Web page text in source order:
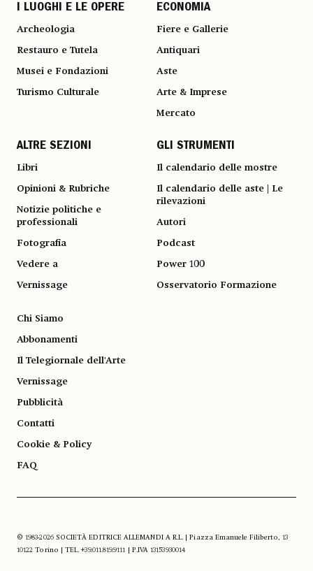
I LUOGHI E LE OPERE
Archeologia
Restauro e Tutela
Musei e Fondazioni
Turismo Culturale
ECONOMIA
Fiere e Gallerie
Antiquari
Aste
Arte & Imprese
Mercato
ALTRE SEZIONI
Libri
Opinioni & Rubriche
Notizie politiche e
professionali
Fotografia
Vedere a
Vernissage
GLI STRUMENTI
Il calendario delle mostre
Il calendario delle aste | Le
rilevazioni
Autori
Podcast
Power 100
Osservatorio Formazione
Chi Siamo
Abbonamenti
Il Telegiornale dell'Arte
Vernissage
Pubblicità
Contatti
Cookie & Policy
FAQ
© 1983-2026 SOCIETÀ EDITRICE ALLEMANDI A R.L. | Piazza Emanuele Filiberto, 13
10122 Torino | TEL. +39.011.819.9111 | P.IVA 13153930014